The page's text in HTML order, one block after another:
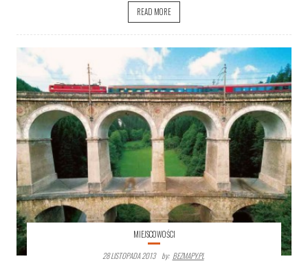
READ MORE
MIEJSCOWOŚCI
28 LISTOPADA 2013
By: BEZMAPY.PL